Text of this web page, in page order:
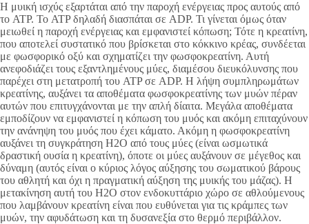
Η μυική ισχύς εξαρτάται από την παροχή ενέργειας προς αυτούς από
το ATP. Το ATP δηλαδή διασπάται σε ADP. Τι γίνεται όμως όταν
μειωθεί η παροχή ενέργειας και εμφανιστεί κόπωση; Τότε η κρεατίνη,
που αποτελεί συστατικό που βρίσκεται στο κόκκινο κρέας, συνδέεται
με φωσφορικό οξύ και σχηματίζει την φωσφοκρεατίνη. Αυτή
ανεφοδιάζει τους εξαντλημένους μύες, διαμέσου διευκόλυνσης που
παρέχει στη μετατροπή του ATP σε ADP. Η λήψη συμπληρωμάτων
κρεατίνης, αυξάνει τα αποθέματα φωσφοκρεατίνης των μυών πέραν
αυτών που επιτυγχάνονται με την απλή δίαιτα. Μεγάλα αποθέματα
εμποδίζουν να εμφανιστεί η κόπωση του μυός και ακόμη επιταχύνουν
την ανάνηψη του μυός που έχει κάματο. Ακόμη η φωσφοκρεατίνη
αυξάνει τη συγκράτηση Η2Ο από τους μύες (είναι ωσμωτικά
δραστική ουσία η κρεατίνη), όποτε οι μύες αυξάνουν σε μέγεθος και
δύναμη (αυτός είναι ο κύριος λόγος αύξησης του σωματικού βάρους
του αθλητή και όχι η πραγματική αύξηση της μυικής του μάζας). Η
μετακίνηση αυτή του Η2Ο στον ενδοκυττάριο χώρο σε αθλούμενους
που λαμβάνουν κρεατίνη είναι που ευθύνεται για τις κράμπες των
μυών, την αφυδάτωση και τη δυσανεξία στο θερμό περιβάλλον.